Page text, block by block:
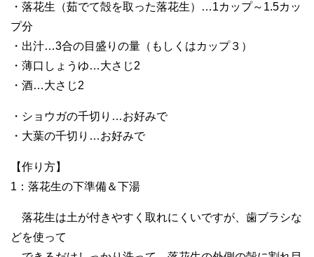
・落花生（茹でて殻を取った落花生）…1カップ～1.5カッ
プ分
・出汁…3合の目盛りの量（もしくはカップ３）
・薄口しょうゆ…大さじ2
・酒…大さじ2
・ショウガの千切り…お好みで
・大葉の千切り…お好みで
【作り方】
1：落花生の下準備＆下湯
落花生は土が付きやすく取れにくいですが、歯ブラシな
どを使って